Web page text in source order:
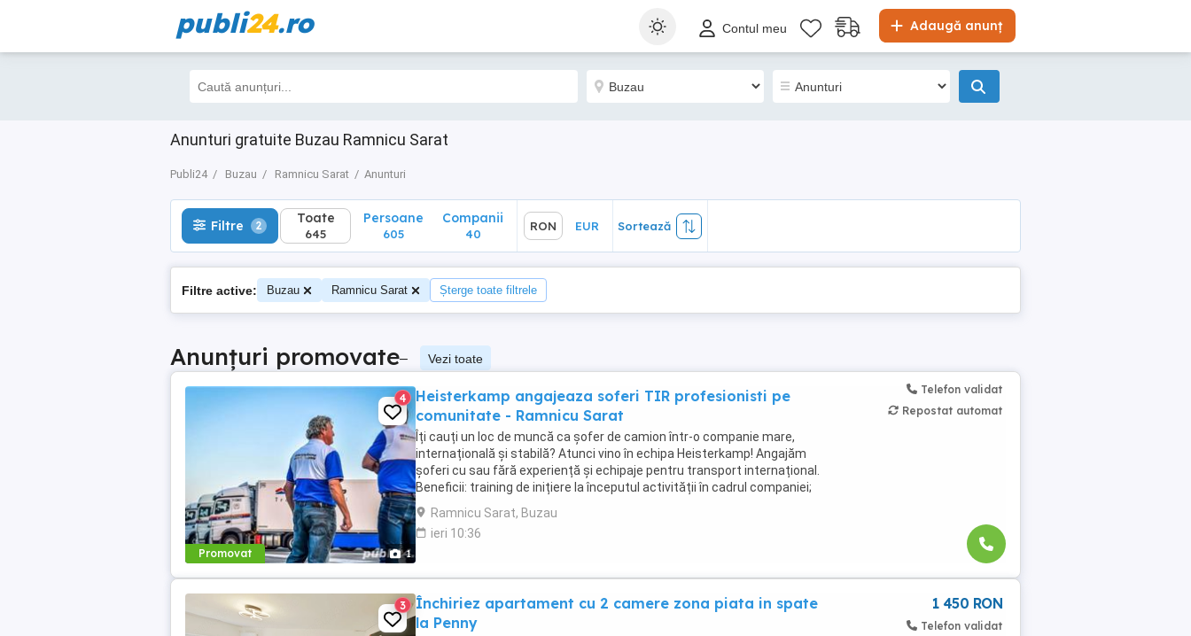
publi24.ro Adaugă anunț
Contul meu
Anunturi gratuite Buzau Ramnicu Sarat
Publi24 Buzau Ramnicu Sarat Anunturi
Filtre 2 Toate
645
Sortează
Filtre 2 Toate
645
Persoane
605
Companii
40
RON EUR Sortează
Filtre active: Buzau Ramnicu Sarat Șterge toate filtrele
Anunțuri promovate– Vezi toate
Promovat 1
4
Heisterkamp angajeaza soferi TIR profesionisti pe
comunitate - Ramnicu Sarat
Îți cauți un loc de muncă ca șofer de camion într-o companie mare,
internațională și stabilă? Atunci vino în echipa Heisterkamp! Angajăm
șoferi cu sau fără experiență și echipaje pentru transport internațional.
Beneficii: training de inițiere la începutul activității în cadrul companiei;
training ...
Ramnicu Sarat, Buzau
ieri 10:36
Telefon validat
Repostat automat
3
Închiriez apartament cu 2 camere zona piata in spate
la Penny
1 450 RON
Telefon validat